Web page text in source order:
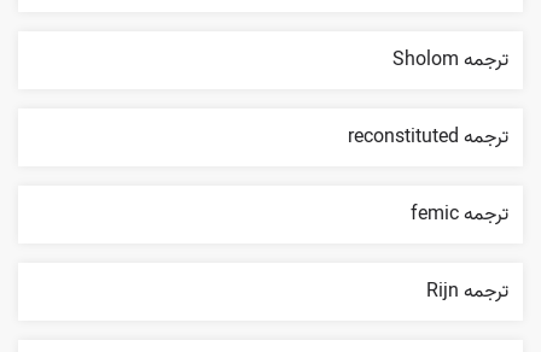
ترجمه Sholom
ترجمه reconstituted
ترجمه femic
ترجمه Rijn